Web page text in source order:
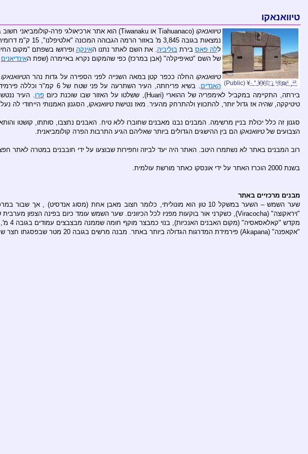
טיוואנאקו
טיוואנאקו (Tiahuanaco או Tiwanaku) הוא אתר ארכיאולגי פרה-קולומביאני חשוב ב
נמצאות בגובה 3,845 מ' באזור הרמה הגבוהה המכונה "אלטיפלנו", 15 ק"מ דרומית לאגם טיטיקקה ו-72 ק"מ מערבית
ללה פאס בירתבוליביה. את השם לאתר נתנו האינקה ופירושו בשפתם "מקום
של השם "טאיפיקלה" (אבן במרכז) כפי שהמקום נקרא באיימרה (שפת האינדיאנים
טיוואנאקו החלה ככפר קטן במאה השנייה לפני הספירה על גדות נהר הטיוואנאקו
האנדים
בירתה, התקיימה במקביל לאימפריה של ההוארי (Huari), ששלטו על האזור שבו שוכנת כיום
פרו
טיטיקקה, שהיה אז גדול יותר, להתכווץ ולהתרחק מהעיר. מאז נטישתטיוואנאקו, הסגנון האמנותי הייחודי לה
סגנון זה כלל יכולת בניין מרשימה. המבנים נבנו מאבנים שחוברו ללא טיח. האבנים נחצבו, סותתו, קושטו
הצבועים שלטיוואנאקו הם בין ההישגים הגדולים ביותר שאליהם הגיע התרבות הפרה קולומביאנית.
רוב המבנים באתר לא נשתמרו היטב. האתר היה יעד לביזה וחפירות שבוצעו על ידי חובבנים במטרה לאתר
בשנת 2000 הוכרז האתר על ידי אונסקו כאתר מורשת עולמית.
מבנים מרכזיים באתר
שער השמש – השער במשקל 10 טון הוא מונוליתי, כלומר חצוב מאבן אחת (מסוג
"ויראקוצה" (Viracocha), כשקרני אור בוקעות מפניו לכל הכיוונים. שער השמש עומד כיום בפינה הצפון מערבית של מקדש "קאלאסאסיה"( Kalasaya)
מקדש "קאלאסאסיה" (מקום האבנים האנכיות), בנוי כמבצר מוקף חומה שממנה מבצבצים עמודים בגובה 4 מ', כל אחד מהם מגולף בדמויות אנוש. כאמור בפינתו הצפון מערבית נמצא שער השמש ובפינתו הדרום מערבית ה"אליל". (ראו תמונה)
"אקאפנה" (Akapana) פירמידת המדרגות הגדולה ביותר באתר. מבנה מרשים בגובה 20 מטר שבפסגתו חצר שקועה.